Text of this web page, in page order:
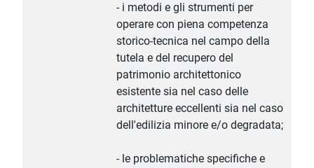
- i metodi e gli strumenti per
operare con piena competenza
storico-tecnica nel campo della
tutela e del recupero del
patrimonio architettonico
esistente sia nel caso delle
architetture eccellenti sia nel caso
dell'edilizia minore e/o degradata;
- le problematiche specifiche e